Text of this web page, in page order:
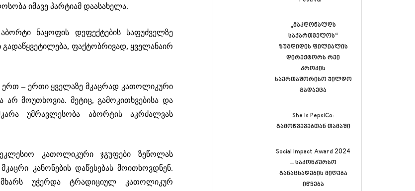
იმავე პარტიამ დაასახელა.
ნაყოფის დეფექტების საფუძველზე
ფაქტობრივად, ყველანაირ
– ერთი ყველაზე მკაცრად კათოლიკური
არ მოუთხოვია. მეტიც, გამოკითხვებისა და
უმრავლესობა აბორტის აკრძალვას
კათოლიკური ჯგუფები ზეწოლას
კანონების დაწესებას მოითხოვდნენ.
უჭერდა ტრადიციულ კათოლიკურ
„მაკდონალდს
საქართველოს“
ზუგდიდის ფილიალის
დირექტორს რეი
კროკის
საერთაშორისო ჯილდო
გადაეცა
She Is PepsiCo:
გამოწვევებთან თამაში
Social Impact Award 2024
– საკონკურსო
განაცხადების მიღება
იწყება